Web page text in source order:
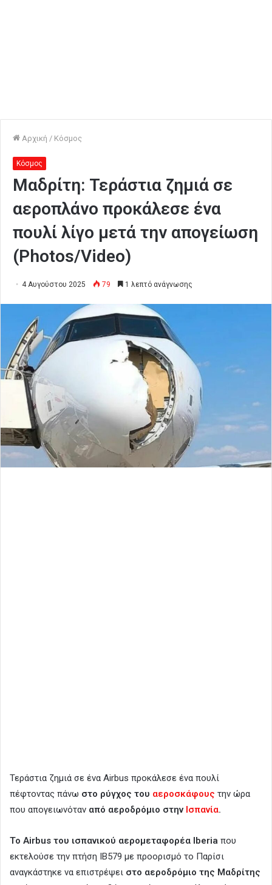
Αρχική / Κόσμος
Κόσμος
Μαδρίτη: Τεράστια ζημιά σε
αεροπλάνο προκάλεσε ένα
πουλί λίγο μετά την απογείωση
(Photos/Video)
4 Αυγούστου 2025 79 1 λεπτό ανάγνωσης
Τεράστια ζημιά σε ένα Airbus προκάλεσε ένα πουλί
πέφτοντας πάνω στο ρύγχος του αεροσκάφους την ώρα
που απογειωνόταν από αεροδρόμιο στην Ισπανία.
Το Airbus του ισπανικού αερομεταφορέα Iberia που
εκτελούσε την πτήση IB579 με προορισμό το Παρίσι
αναγκάστηκε να επιστρέψει στο αεροδρόμιο της Μαδρίτης